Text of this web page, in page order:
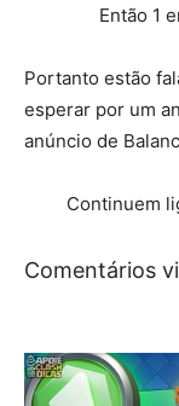
Então 1
Portanto estão
esperar por um
anúncio de
Continuem
Comentários